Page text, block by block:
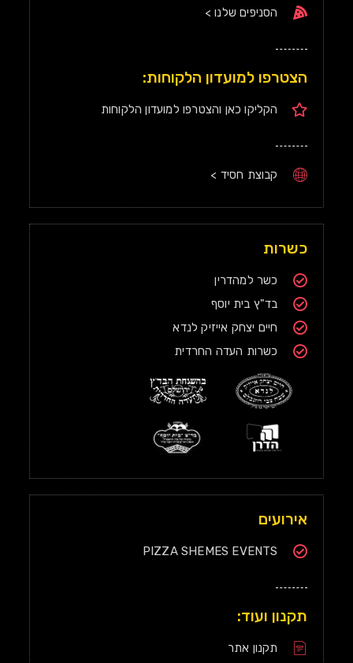
הסניפים שלנו >
הצטרפו למועדון הלקוחות:
הקליקו כאן והצטרפו למועדון הלקוחות
קבוצת חסיד >
כשרות
כשר למהדרין
בד"ץ בית יוסף
חיים יצחק אייזיק לנדא
כשרות העדה החרדית
אירועים
PIZZA SHEMES EVENTS
תקנון ועוד:
תקנון אתר